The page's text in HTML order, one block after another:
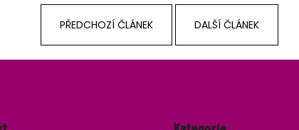
PŘEDCHOZÍ ČLÁNEK DALŠÍ ČLÁNEK